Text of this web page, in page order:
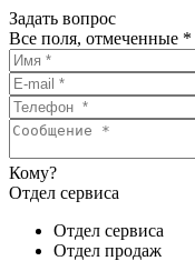
Задать вопрос
Все поля, отмеченные *
Кому?
Отдел сервиса
Отдел сервиса
Отдел продаж